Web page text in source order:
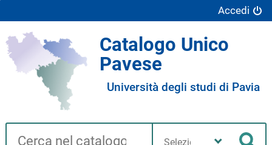
Accedi
Catalogo Unico
Pavese
Università degli studi di Pavia
Cerca su "Catalogo"